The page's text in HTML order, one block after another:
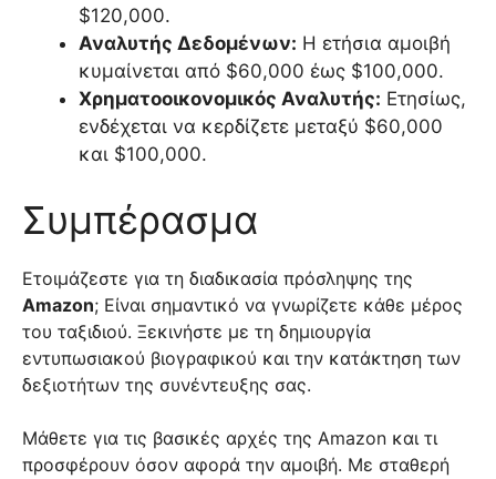
$120,000.
Αναλυτής Δεδομένων: Η ετήσια αμοιβή
κυμαίνεται από $60,000 έως $100,000.
Χρηματοοικονομικός Αναλυτής: Ετησίως,
ενδέχεται να κερδίζετε μεταξύ $60,000
και $100,000.
Συμπέρασμα
Ετοιμάζεστε για τη διαδικασία πρόσληψης της
Amazon; Είναι σημαντικό να γνωρίζετε κάθε μέρος
του ταξιδιού. Ξεκινήστε με τη δημιουργία
εντυπωσιακού βιογραφικού και την κατάκτηση των
δεξιοτήτων της συνέντευξης σας.
Μάθετε για τις βασικές αρχές της Amazon και τι
προσφέρουν όσον αφορά την αμοιβή. Με σταθερή